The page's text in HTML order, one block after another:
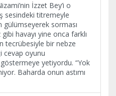
İzzet Bey’i o
sesindeki titremeyle
gülümseyerek sorması
havayı yine onca farklı
tecrübesiyle bir nebze
cevap oyunu
göstermeye yetiyordu. “Yok
Baharda onun astımı